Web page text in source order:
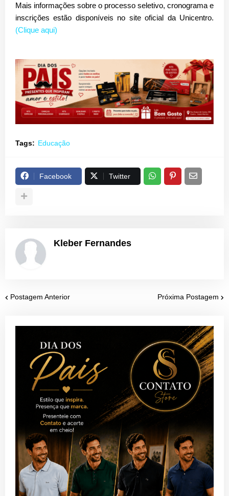
Mais informações sobre o processo seletivo, cronograma e
inscrições estão disponíveis no site oficial da Unicentro.
(Clique aqui)
Tags: Educação
Facebook Twitter
Kleber Fernandes
Postagem Anterior Próxima Postagem